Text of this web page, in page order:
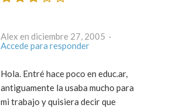
Alex en diciembre 27, 2005 ·
Accede para responder
Hola. Entré hace poco en educ.ar,
antiguamente la usaba mucho para
mi trabajo y quisiera decir que